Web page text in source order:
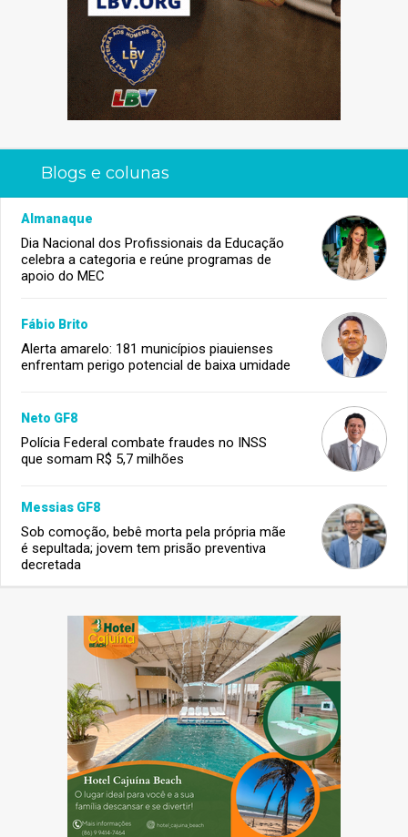
Blogs e colunas
Almanaque
Dia Nacional dos Profissionais da Educação
celebra a categoria e reúne programas de
apoio do MEC
Fábio Brito
Alerta amarelo: 181 municípios piauienses
enfrentam perigo potencial de baixa umidade
Neto GF8
Polícia Federal combate fraudes no INSS
que somam R$ 5,7 milhões
Messias GF8
Sob comoção, bebê morta pela própria mãe
é sepultada; jovem tem prisão preventiva
decretada